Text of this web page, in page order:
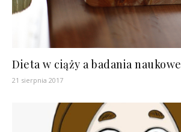
Dieta w ciąży a badania naukowe
21 sierpnia 2017